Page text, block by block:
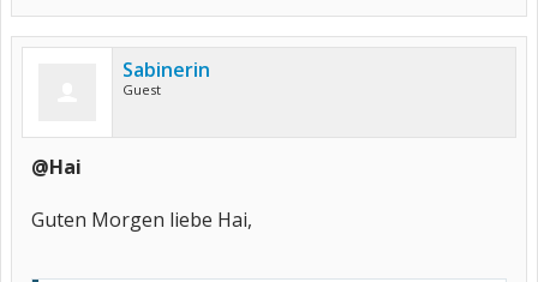
Sabinerin
Guest
@Hai
Guten Morgen liebe Hai,